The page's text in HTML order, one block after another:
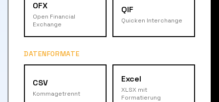
OFX
Open Financial
Exchange
QIF
Quicken Interchange
DATENFORMATE
CSV
Kommagetrennt
Excel
XLSX mit
Formatierung